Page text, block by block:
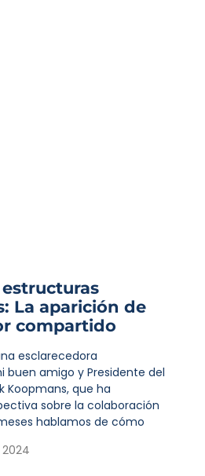
estructuras
La aparición de
compartido
esclarecedora
buen amigo y Presidente del
Koopmans, que ha
sobre la colaboración
hablamos de cómo